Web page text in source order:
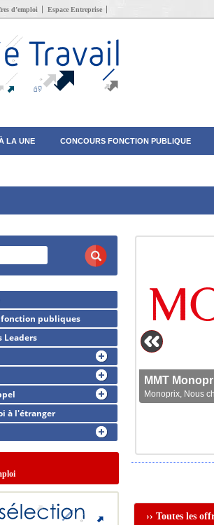
d’emploi Espace Entreprise
LA UNE CONCOURS FONCTION PUBLIQUE
MMT
Monoprix, Nous
›› Toutes les
fonction publiques
Leaders
à l'étranger